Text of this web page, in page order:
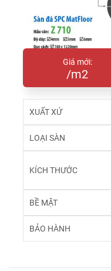
Giá mới:
/m2
XUẤT XỨ
LOẠI SÀN
KÍCH THƯỚC
BỀ MẶT
BẢO HÀNH